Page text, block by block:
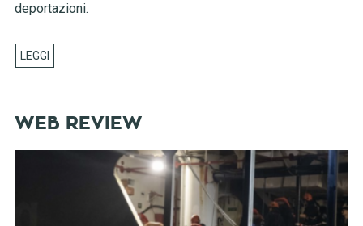
deportazioni.
WEB REVIEW